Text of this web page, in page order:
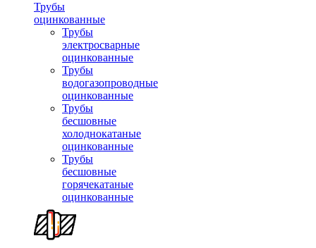
Трубы
оцинкованные
Трубы
электросварные
оцинкованные
Трубы
водогазопроводные
оцинкованные
Трубы
бесшовные
холоднокатаные
оцинкованные
Трубы
бесшовные
горячекатаные
оцинкованные